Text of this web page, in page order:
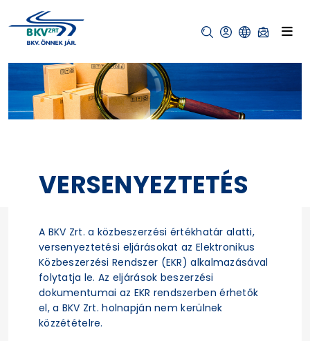
VERSENYEZTETÉS
A BKV Zrt. a közbeszerzési értékhatár alatti,
versenyeztetési eljárásokat az Elektronikus
Közbeszerzési Rendszer (EKR) alkalmazásával
folytatja le. Az eljárások beszerzési
dokumentumai az EKR rendszerben érhetők
el, a BKV Zrt. holnapján nem kerülnek
közzétételre.